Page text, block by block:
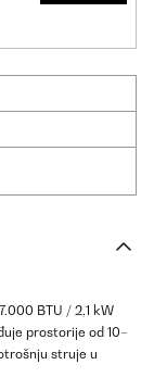
BTU / 2,1 kW
prostorije od 10–
struje u